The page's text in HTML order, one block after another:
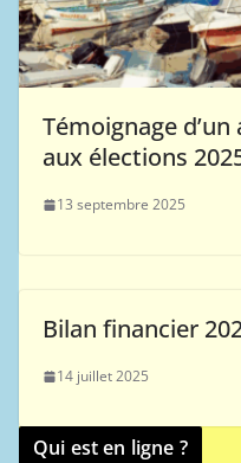
Témoignage
aux élections 2025
13 septembre 2025
Bilan financier
14 juillet 2025
Qui est en ligne ?